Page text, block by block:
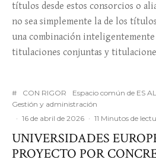
títulos desde estos consorcios o
no sea simplemente la de los
una combinación
titulaciones conjuntas y
# CON RIGOR
Espacio común de ES
Gestión y administración
· 16 de abril de 2026 · 11 Minutos de
UNIVERSIDADES
PROYECTO POR